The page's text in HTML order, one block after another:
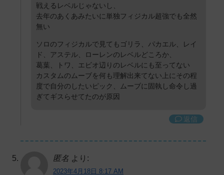
戦えるレベルじゃないし、
去年のあくあみたいに単独フィジカル超強でも全然
無い
ソロのフィジカルで見てもゴリラ、パカエル、レイ
ド、アステル、ローレンのレベルどころか、
葛葉、トワ、エビオ辺りのレベルにも至ってない
カスタムのムーブを何も理解出来てない上にその程
度で自分のしたいピック、ムーブに固執し命令し過
ぎてギスらせてたのが原因
返信
匿名 より:
2023年4月18日 8:17 AM